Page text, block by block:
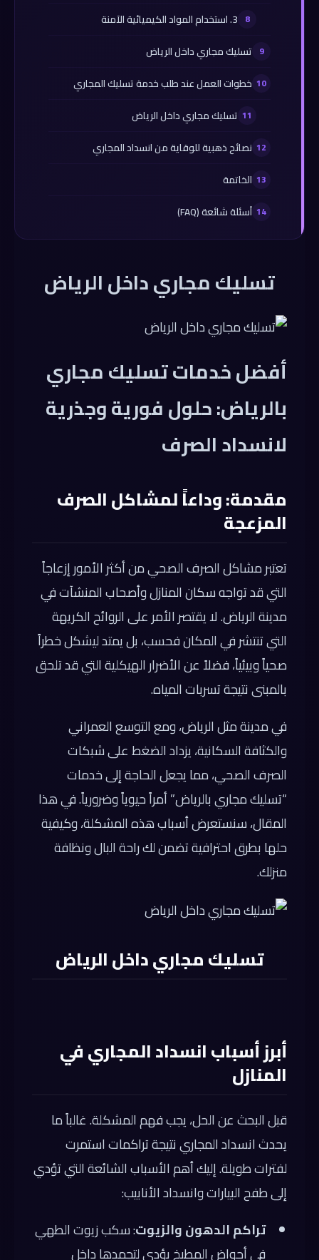
3. استخدام المواد الكيميائية الآمنة
تسليك مجاري داخل الرياض
خطوات العمل عند طلب خدمة تسليك المجاري
تسليك مجاري داخل الرياض
نصائح ذهبية للوقاية من انسداد المجاري
الخاتمة
أسئلة شائعة (FAQ)
تسليك مجاري داخل الرياض
أفضل خدمات تسليك مجاري
بالرياض: حلول فورية وجذرية
لانسداد الصرف
مقدمة: وداعاً لمشاكل الصرف
المزعجة
تعتبر مشاكل الصرف الصحي من أكثر الأمور إزعاجاً
التي قد تواجه سكان المنازل وأصحاب المنشآت في
مدينة الرياض. لا يقتصر الأمر على الروائح الكريهة
التي تنتشر في المكان فحسب، بل يمتد ليشكل خطراً
صحياً وبيئياً، فضلاً عن الأضرار الهيكلية التي قد تلحق
بالمبنى نتيجة تسربات المياه.
في مدينة مثل الرياض، ومع التوسع العمراني
والكثافة السكانية، يزداد الضغط على شبكات
الصرف الصحي، مما يجعل الحاجة إلى خدمات
“تسليك مجاري بالرياض” أمراً حيوياً وضرورياً. في هذا
المقال، سنستعرض أسباب هذه المشكلة، وكيفية
حلها بطرق احترافية تضمن لك راحة البال ونظافة
منزلك.
تسليك مجاري داخل الرياض
أبرز أسباب انسداد المجاري في
المنازل
قبل البحث عن الحل، يجب فهم المشكلة. غالباً ما
يحدث انسداد المجاري نتيجة تراكمات استمرت
لفترات طويلة. إليك أهم الأسباب الشائعة التي تؤدي
إلى طفح البيارات وانسداد الأنابيب:
تراكم الدهون والزيوت: سكب زيوت الطهي
في أحواض المطبخ يؤدي لتجمدها داخل